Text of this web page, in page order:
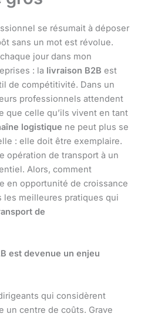
se résumait à déposer
sans un mot est révolue.
jour dans mon
: la livraison B2B est
de compétitivité. Dans un
professionnels attendent
que celle qu’ils vivent en tant
logistique ne peut plus se
: elle doit être exemplaire.
opération de transport à un
Alors, comment
en opportunité de croissance
les meilleures pratiques qui
de
est devenue un enjeu
qui considèrent
un centre de coûts. Grave